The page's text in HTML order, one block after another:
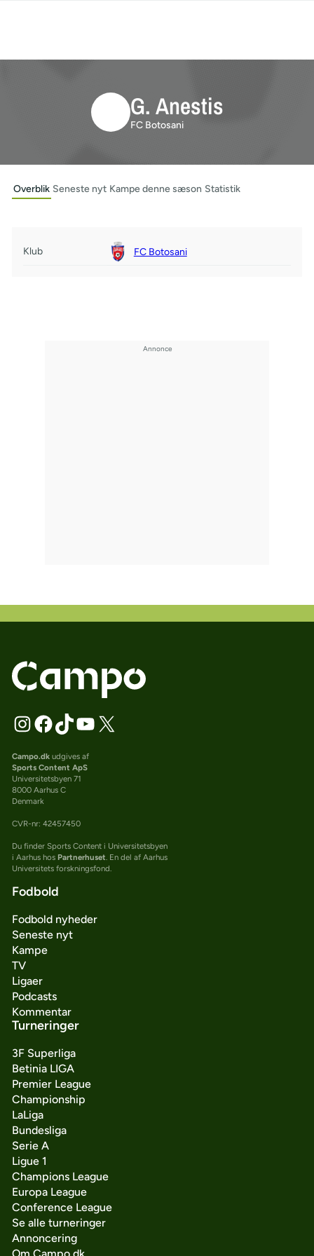
G. Anestis
FC Botosani
Overblik Seneste nyt Kampe denne sæson Statistik
Klub FC Botosani
Campo.dkudgives af
Sports Content ApS
Universitetsbyen 71
8000 Aarhus C
Denmark
CVR-nr: 42457450
Du finder Sports Content i Universitetsbyen
i Aarhus hos Partnerhuset. En del af Aarhus
Universitets forskningsfond.
Fodbold
Fodbold nyheder
Seneste nyt
Kampe
TV
Ligaer
Podcasts
Kommentar
Turneringer
3F Superliga
Betinia LIGA
Premier League
Championship
LaLiga
Bundesliga
Serie A
Ligue 1
Champions League
Europa League
Conference League
Se alle turneringer
Annoncering